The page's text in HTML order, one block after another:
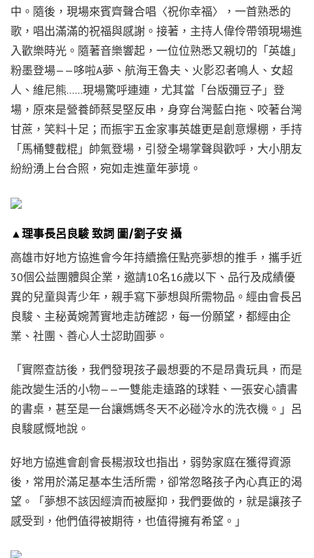
中。隨後，現場來賓齊聲合唱〈祝你幸福〉，一首熟悉的
歌，唱出滿滿的祝福與感謝。接著，主持人偉伶帶領現場進
入歡樂時光。隨著音樂響起，一位位熟悉又親切的「英雄」
粉墨登場——哆啦A夢、航海王魯夫、火影忍者鳴人、女超
人、維尼熊……現場驚呼連連，尤其當「台版彌豆子」登
場，原來是營養師蔡旻堅反串，身穿台灣藍白拖、咬著台灣
甘蔗，笑料十足；而振宇五金家事英雄更是創意爆棚，手持
「馬桶雙截棍」帥氣登場，引發全場掌聲與歡呼，大小朋友
紛紛湧上台合照，宛如走進童年夢境。
▲理事長呂良駿 致詞 圖/劉子安 攝
高雄市好地方協進會今年持續擔任點亮夢想的推手，攜手近
30個公益團體與企業，邀請10名16歲以下、品行及成績優
異的兒童與青少年，親手寫下夢想與所需物品。經由會長呂
良駿、主秘黃婉菁實地走訪確認，每一份願望，都經由企
業、社團、善心人士認助圓夢。
「實際查訪後，我們發現孩子最想要的不是昂貴玩具，而是
能改變生活的小物——一雙能走遠路的球鞋、一張安心讀書
的書桌，甚至是一台讓媽媽冬天不必碰冷水的洗衣機。」呂
良駿感慨地說。
好地方協進會創會長楊淑玟也指出，弱勢家庭在獲得資源
後，常用於滿足基本生活所需，卻常忽略孩子內心真正的渴
望。「夢想不該因經濟而被壓抑，我們要做的，就是讓孩子
感受到，他們值得被期待，也值得擁有希望。」